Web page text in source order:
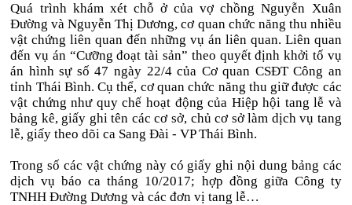
Quá trình khám xét chỗ ở của vợ chồng Nguyễn Xuân
Đường và Nguyễn Thị Dương, cơ quan chức năng thu nhiều
vật chứng liên quan đến những vụ án liên quan. Liên quan
đến vụ án “Cưỡng đoạt tài sản” theo quyết định khởi tố vụ
án hình sự số 47 ngày 22/4 của Cơ quan CSĐT Công an
tỉnh Thái Bình. Cụ thể, cơ quan chức năng thu giữ được các
vật chứng như quy chế hoạt động của Hiệp hội tang lễ và
bảng kê, giấy ghi tên các cơ sở, chủ cơ sở làm dịch vụ tang
lễ, giấy theo dõi ca Sang Đài - VP Thái Bình.
Trong số các vật chứng này có giấy ghi nội dung bảng các
dịch vụ báo ca tháng 10/2017; hợp đồng giữa Công ty
TNHH Đường Dương và các đơn vị tang lễ…